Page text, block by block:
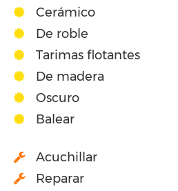
Cerámico
De roble
Tarimas flotantes
De madera
Oscuro
Balear
Acuchillar
Reparar